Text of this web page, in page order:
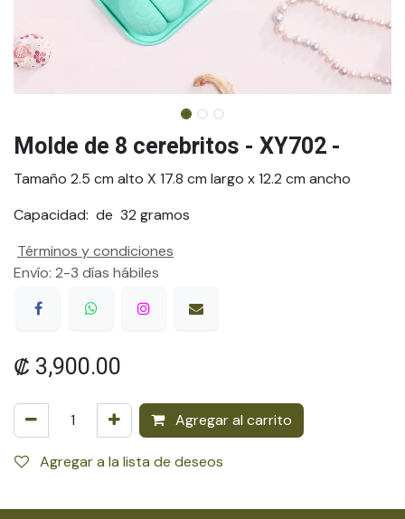
Molde de 8 cerebritos - XY702 -
Tamaño 2.5 cm alto X 17.8 cm largo x 12.2 cm ancho
Capacidad: de 32 gramos
₡ 3,900.00
Agregar al carrito
Agregar a la lista de deseos
Términos y condiciones
Envío: 2-3 días hábiles